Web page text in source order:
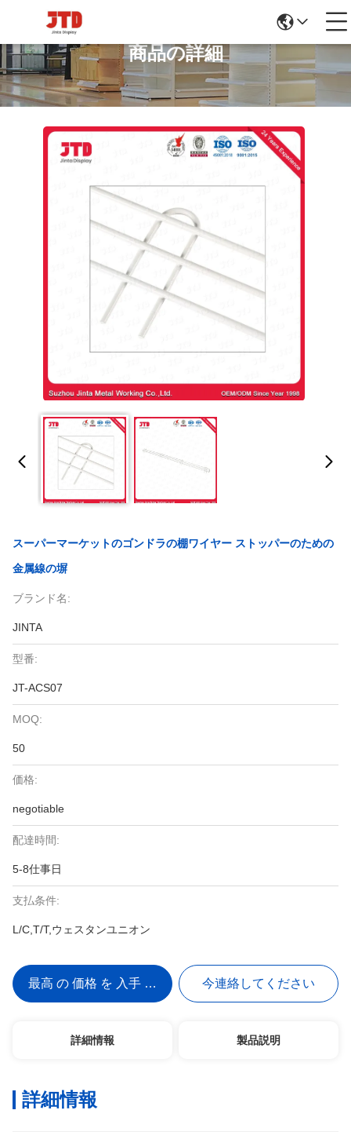
商品の詳細
スーパーマーケットのゴンドラの棚ワイヤー ストッパーのための
金属線の塀
ブランド名:
JINTA
型番:
JT-ACS07
MOQ:
50
価格:
negotiable
配達時間:
5-8仕事日
支払条件:
L/C,T/T,ウェスタンユニオン
最高 の 価格 を 入手 する 今連絡してください
詳細情報 製品説明
詳細情報